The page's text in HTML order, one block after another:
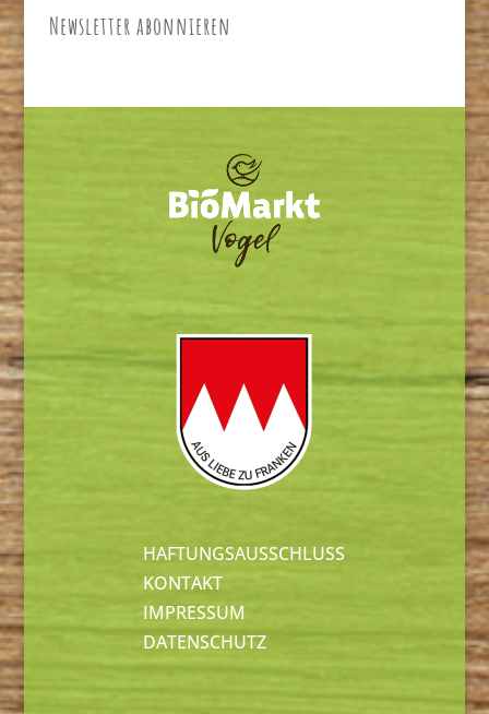
Newsletter abonnieren
HAFTUNGSAUSSCHLUSS
KONTAKT
IMPRESSUM
DATENSCHUTZ